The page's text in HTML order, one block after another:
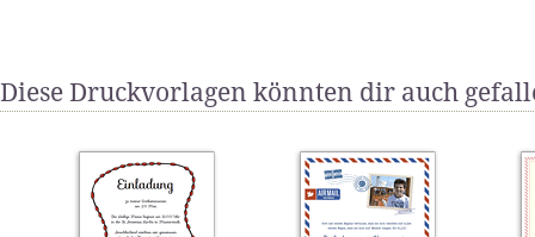
Diese Druckvorlagen könnten dir auch